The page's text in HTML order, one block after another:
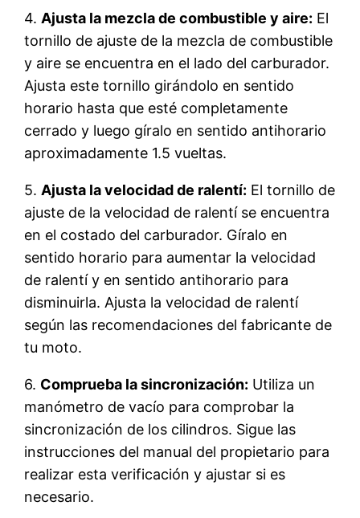
4. Ajusta la mezcla de combustible y aire: El
tornillo de ajuste de la mezcla de combustible
y aire se encuentra en el lado del carburador.
Ajusta este tornillo girándolo en sentido
horario hasta que esté completamente
cerrado y luego gíralo en sentido antihorario
aproximadamente 1.5 vueltas.
5. Ajusta la velocidad de ralentí: El tornillo de
ajuste de la velocidad de ralentí se encuentra
en el costado del carburador. Gíralo en
sentido horario para aumentar la velocidad
de ralentí y en sentido antihorario para
disminuirla. Ajusta la velocidad de ralentí
según las recomendaciones del fabricante de
tu moto.
6. Comprueba la sincronización: Utiliza un
manómetro de vacío para comprobar la
sincronización de los cilindros. Sigue las
instrucciones del manual del propietario para
realizar esta verificación y ajustar si es
necesario.